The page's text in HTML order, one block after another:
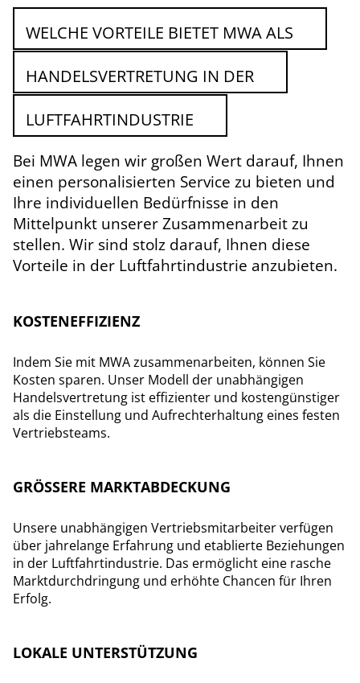
WELCHE VORTEILE BIETET MWA ALS
HANDELSVERTRETUNG IN DER
LUFTFAHRTINDUSTRIE
Bei MWA legen wir großen Wert darauf, Ihnen
einen personalisierten Service zu bieten und
Ihre individuellen Bedürfnisse in den
Mittelpunkt unserer Zusammenarbeit zu
stellen. Wir sind stolz darauf, Ihnen diese
Vorteile in der Luftfahrtindustrie anzubieten.
KOSTENEFFIZIENZ
Indem Sie mit MWA zusammenarbeiten, können Sie
Kosten sparen. Unser Modell der unabhängigen
Handelsvertretung ist effizienter und kostengünstiger
als die Einstellung und Aufrechterhaltung eines festen
Vertriebsteams.
GRÖSSERE MARKTABDECKUNG
Unsere unabhängigen Vertriebsmitarbeiter verfügen
über jahrelange Erfahrung und etablierte Beziehungen
in der Luftfahrtindustrie. Das ermöglicht eine rasche
Marktdurchdringung und erhöhte Chancen für Ihren
Erfolg.
LOKALE UNTERSTÜTZUNG